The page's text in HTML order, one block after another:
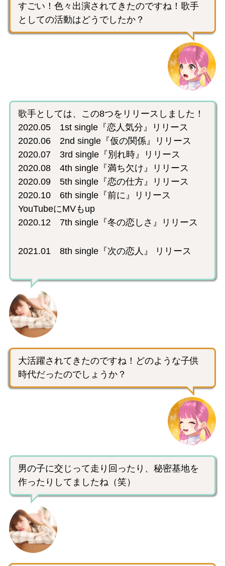
すごい！色々出演されてきたのですね！歌手
としての活動はどうでしたか？
歌手としては、この8つをリリースしました！
2020.05 1st single『恋人気分』リリース
2020.06 2nd single『仮の関係』リリース
2020.07 3rd single『別れ時』リリース
2020.08 4th single『満ち欠け』リリース
2020.09 5th single『恋の仕方』リリース
2020.10 6th single『前に』リリース
YouTubeにMVもup
2020.12 7th single『冬の恋しさ』リリース
2021.01 8th single『次の恋人』 リリース
大活躍されてきたのですね！どのような子供
時代だったのでしょうか？
男の子に交じって走り回ったり、秘密基地を
作ったりしてましたね（笑）